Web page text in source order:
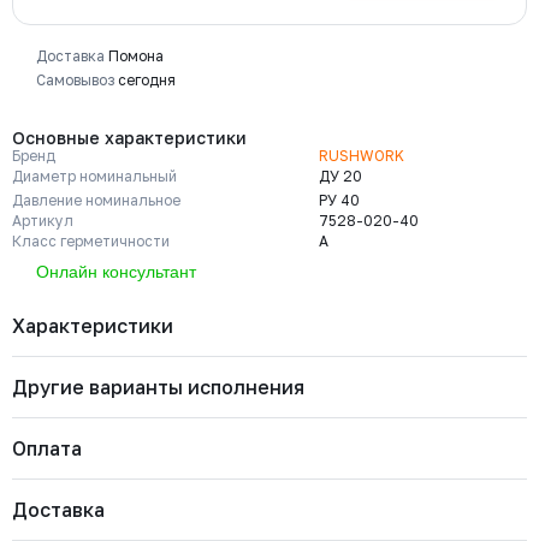
Основные характеристики
Бренд
RUSHWORK
Диаметр номинальный
ДУ 20
Давление номинальное
РУ 40
Артикул
7528-020-40
Класс герметичности
A
Онлайн консультант
Доставка Помона
Самовывоз сегодня
Характеристики
Бренд
Диаметр номинальный
ДУ 20
Артикул
Марка материала уплотнения
запирающего элемента
Другие варианты исполнения
Давление номинальное
Оплата
Важно: Отгрузка товара производится после 100%
Доставка